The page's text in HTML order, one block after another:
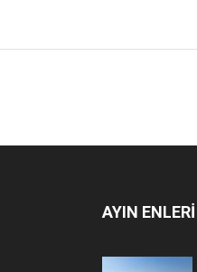
AYIN ENLERİ